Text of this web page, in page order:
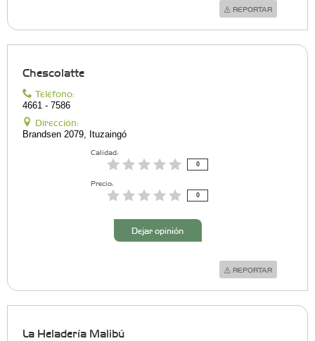
REPORTAR
Chescolatte
Teléfono:
4661 - 7586
Dirección:
Brandsen 2079, Ituzaingó
Calidad:
0
Precio:
0
Dejar opinión
REPORTAR
La Heladería Malibú